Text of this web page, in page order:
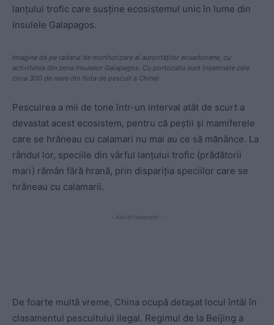
lanțului trofic care susține ecosistemul unic în lume din
Insulele Galapagos.
Imagine de pe radarul de monitorizare al autorităților ecuadoriene, cu
activitatea din zona Insulelor Galapagos. Cu portocaliu sunt însemnate cele
circa 300 de nave din flota de pescuit a Chinei
Pescuirea a mii de tone într-un interval atât de scurt a
devastat acest ecosistem, pentru că peștii și mamiferele
care se hrăneau cu calamari nu mai au ce să mănânce. La
rândul lor, speciile din vârful lanțului trofic (prădătorii
mari) rămân fără hrană, prin dispariția speciilor care se
hrăneau cu calamarii.
- Advertisement -
De foarte multă vreme, China ocupă detașat locul întâi în
clasamentul pescuitului ilegal. Regimul de la Beijing a